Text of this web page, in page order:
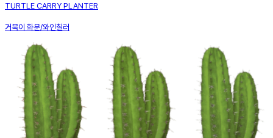
TURTLE CARRY PLANTER
거북이 화분/와인칠러